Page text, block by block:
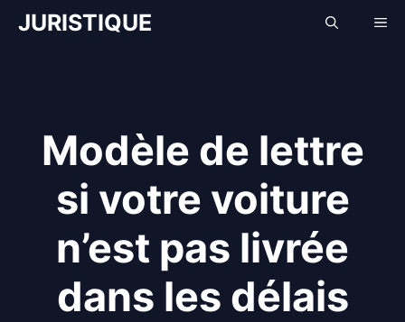
AllerJURISTIQUE
Modèle de lettre
si votre voiture
n’est pas livrée
dans les délais